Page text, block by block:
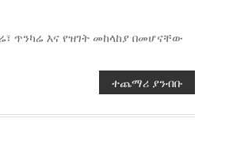
ጥንካሬ እና የዝገት መከላከያ በመሆናቸው
ተጨማሪ ያንብቡ